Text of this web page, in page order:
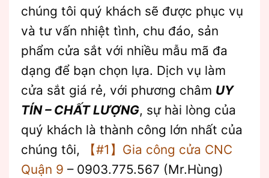
chúng tôi quý khách sẽ được phục vụ
và tư vấn nhiệt tình, chu đáo, sản
phẩm cửa sắt với nhiều mẫu mã đa
dạng để bạn chọn lựa. Dịch vụ làm
cửa sắt giá rẻ, với phương châm UY
TÍN – CHẤT LƯỢNG, sự hài lòng của
quý khách là thành công lớn nhất của
chúng tôi,
【#1】Gia công cửa CNC
Quận 9 – 0903.775.567 (Mr.Hùng)